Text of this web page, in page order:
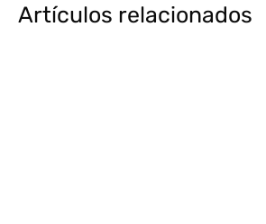
Artículos relacionados